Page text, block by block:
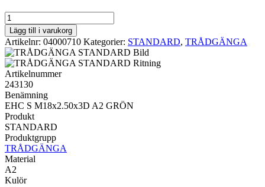
STANDARD
EHC
S
M18x2.50x3D
A2
GRÖN
mängd
Lägg till i varukorg
Artikelnr: 04000710 Kategorier: STANDARD, TRÅDGÄNGA
Artikelnummer
243130
Benämning
EHC S M18x2.50x3D A2 GRÖN
Produkt
STANDARD
Produktgrupp
TRÅDGÄNGA
Material
A2
Kulör